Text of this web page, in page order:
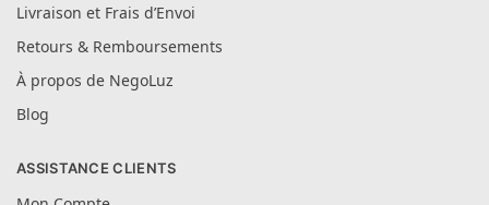
Livraison et Frais d’Envoi
Retours & Remboursements
À propos de NegoLuz
Blog
ASSISTANCE CLIENTS